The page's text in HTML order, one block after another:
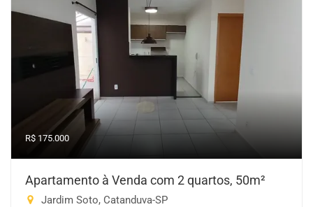
R$ 175.000
Apartamento à Venda com 2 quartos, 50m²
Jardim Soto, Catanduva-SP